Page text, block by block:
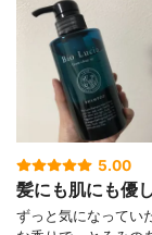
5.00
髪にも肌にも優
ずっと気になってい